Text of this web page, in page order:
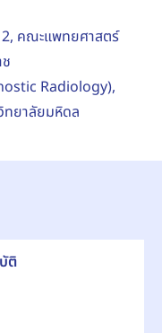
คณะแพทยศาสตร์
Radiology),
ทยาลัยมหิดล
ติ